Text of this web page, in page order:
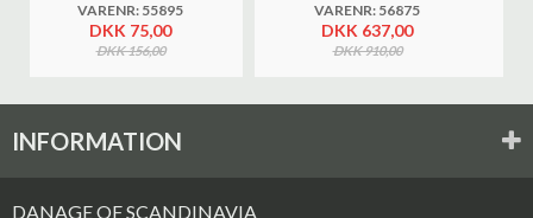
VARENR: 55895
DKK 75,00
DKK 156,00
VARENR: 56875
DKK 637,00
DKK 910,00
INFORMATION
DANAGE OF SCANDINAVIA